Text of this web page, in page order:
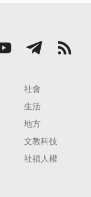
社會
生活
地方
文教科技
社福人權